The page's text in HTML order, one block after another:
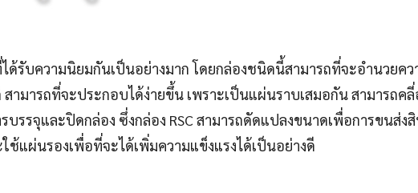
ด้รับความนิยมกันเป็นอย่างมาก โดยกล่องชนิดนี้สามารถที่จะอำนวยคว
สามารถที่จะประกอบได้ง่ายขึ้น เพราะเป็นแผ่นราบเสมอกัน สามารถค
รรจุและปิดกล่อง ซึ่งกล่อง RSC สามารถดัดแปลงขนาดเพื่อการขนส่ง
ช้แผ่นรองเพื่อที่จะได้เพิ่มความแข็งแรงได้เป็นอย่างดี